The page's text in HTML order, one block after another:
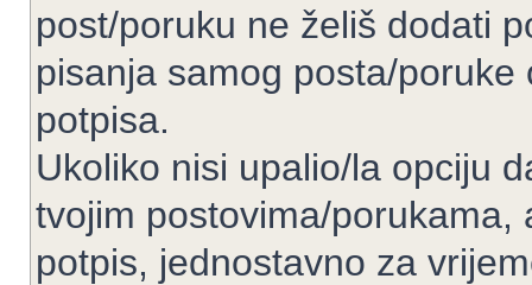
post/poruku ne želiš dodati
pisanja samog posta/
potpisa.
Ukoliko nisi upalio/la opciju
tvojim postovima/
potpis, jednostavno za